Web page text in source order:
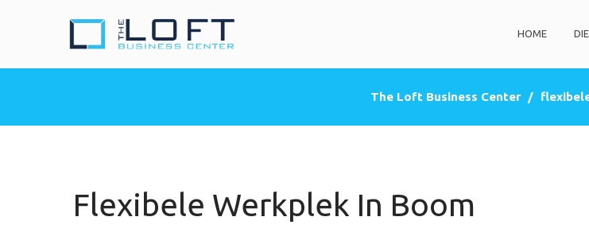
HOME
The Loft Business Center /
Flexibele Werkplek In Boom